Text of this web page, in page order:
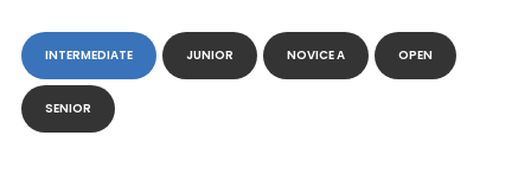
INTERMEDIATE JUNIOR NOVICE A OPEN
SENIOR